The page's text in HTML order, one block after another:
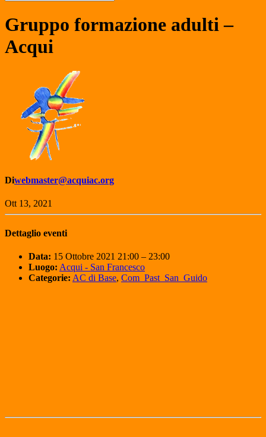
Gruppo formazione adulti –
Acqui
Diwebmaster@acquiac.org
Ott 13, 2021
Dettaglio eventi
Data: 15 Ottobre 2021 21:00 – 23:00
Luogo: Acqui - San Francesco
Categorie: AC di Base, Com_Past_San_Guido